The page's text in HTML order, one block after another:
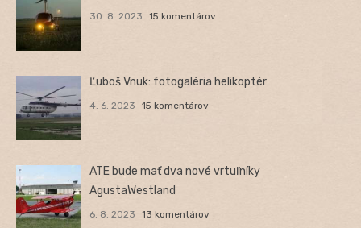
30. 8. 2023 15 komentárov
Ľuboš Vnuk: fotogaléria helikoptér
4. 6. 2023 15 komentárov
ATE bude mať dva nové vrtuľníky
AgustaWestland
6. 8. 2023 13 komentárov